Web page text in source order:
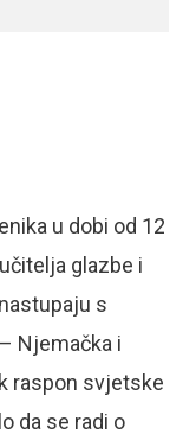
u dobi od 12
glazbe i
s
Njemačka i
raspon svjetske
da se radi o